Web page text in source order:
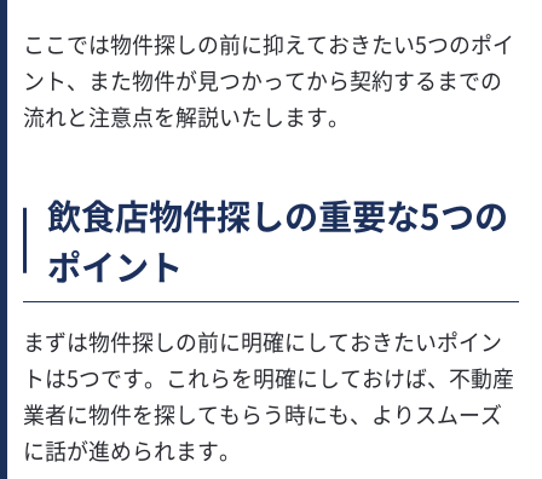
ここでは物件探しの前に抑えておきたい5つのポイ
ント、また物件が見つかってから契約するまでの
流れと注意点を解説いたします。
飲食店物件探しの重要な5つの
ポイント
まずは物件探しの前に明確にしておきたいポイン
トは5つです。これらを明確にしておけば、不動産
業者に物件を探してもらう時にも、よりスムーズ
に話が進められます。